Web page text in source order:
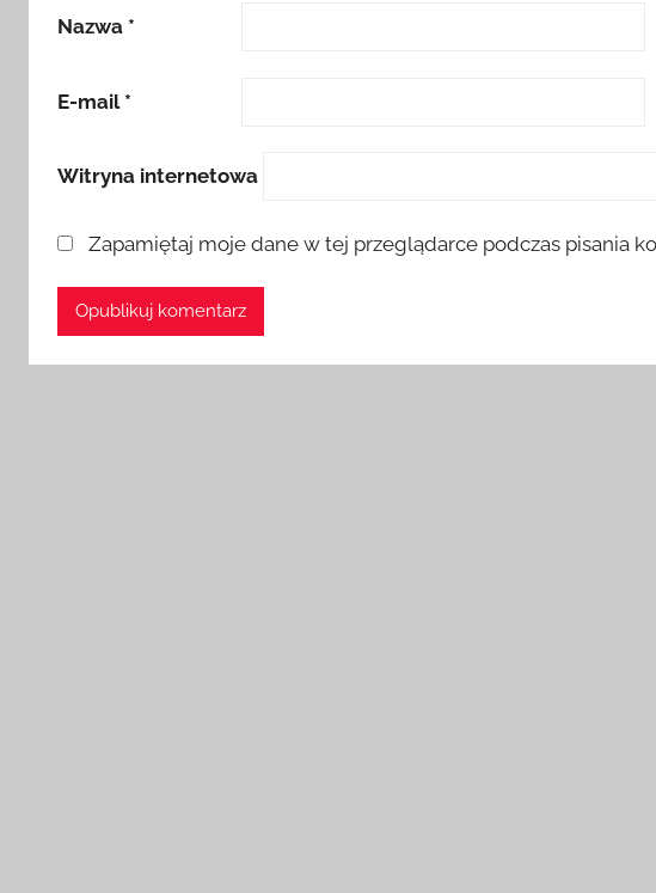
Nazwa *
E-mail *
Witryna internetowa
Zapamiętaj moje dane w tej przeglądarce podczas pisania